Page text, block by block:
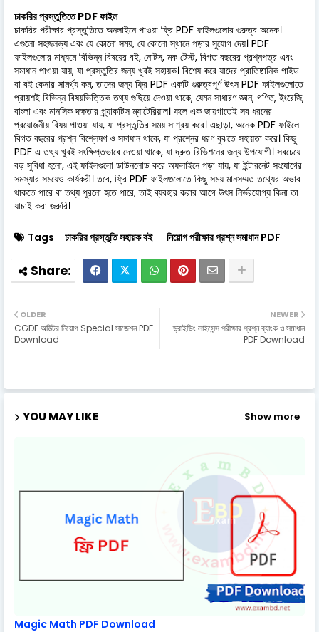
চাকরির প্রস্তুতিতে PDF ফাইল
চাকরির পরীক্ষার প্রস্তুতিতে অনলাইনে পাওয়া ফ্রি PDF ফাইলগুলোর গুরুত্ব অনেক।
এগুলো সহজলভ্য এবং যে কোনো সময়, যে কোনো স্থানে পড়ার সুযোগ দেয়। PDF
ফাইলগুলোর মাধ্যমে বিভিন্ন বিষয়ের বই, নোটস, মক টেস্ট, বিগত বছরের প্রশ্নপত্র এবং
সমাধান পাওয়া যায়, যা প্রস্তুতির জন্য খুবই সহায়ক। বিশেষ করে যাদের প্রাতিষ্ঠানিক গাইড
বা বই কেনার সামর্থ্য কম, তাদের জন্য ফ্রি PDF একটি গুরুত্বপূর্ণ উৎস PDF ফাইলগুলোতে
প্রায়শই বিভিন্ন বিষয়ভিত্তিক তথ্য গুছিয়ে দেওয়া থাকে, যেমন সাধারণ জ্ঞান, গণিত, ইংরেজি,
বাংলা এবং মানসিক দক্ষতার প্র্যাকটিস ম্যাটেরিয়াল। ফলে এক জায়গাতেই সব ধরনের
প্রয়োজনীয় বিষয় পাওয়া যায়, যা প্রস্তুতির সময় সাশ্রয় করে। এছাড়া, অনেক PDF ফাইলে
বিগত বছরের প্রশ্ন বিশ্লেষণ ও সমাধান থাকে, যা প্রশ্নের ধরণ বুঝতে সহায়তা করে। কিছু
PDF এ তথ্য খুবই সংক্ষিপ্তভাবে দেওয়া থাকে, যা দ্রুত রিভিশনের জন্য উপযোগী। সবচেয়ে
বড় সুবিধা হলো, এই ফাইলগুলো ডাউনলোড করে অফলাইনে পড়া যায়, যা ইন্টারনেট সংযোগের
সমস্যার সময়েও কার্যকরী। তবে, ফ্রি PDF ফাইলগুলোতে কিছু সময় মানসম্মত তথ্যের অভাব
থাকতে পারে বা তথ্য পুরনো হতে পারে, তাই ব্যবহার করার আগে উৎস নির্ভরযোগ্য কিনা তা
যাচাই করা জরুরি।
Tags চাকরির প্রস্তুতি সহায়ক বই নিয়োগ পরীক্ষার প্রশ্ন সমাধান PDF
NEWER
ড্রাইভিং লাইসেন্স পরীক্ষার প্রশ্ন ব্যাংক ও সমাধান
PDF Download
OLDER
CGDF অডিটর নিয়োগ Special সাজেশন PDF
Download
YOU MAY LIKE Show more
Magic Math PDF Download